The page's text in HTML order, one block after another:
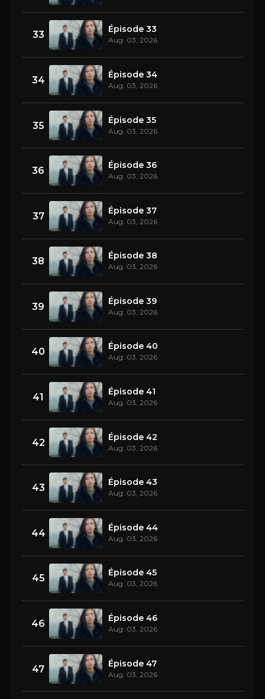
33 Épisode 33
Aug. 03, 2026
34 Épisode 34
Aug. 03, 2026
35 Épisode 35
Aug. 03, 2026
36 Épisode 36
Aug. 03, 2026
37 Épisode 37
Aug. 03, 2026
38 Épisode 38
Aug. 03, 2026
39 Épisode 39
Aug. 03, 2026
40 Épisode 40
Aug. 03, 2026
41 Épisode 41
Aug. 03, 2026
42 Épisode 42
Aug. 03, 2026
43 Épisode 43
Aug. 03, 2026
44 Épisode 44
Aug. 03, 2026
45 Épisode 45
Aug. 03, 2026
46 Épisode 46
Aug. 03, 2026
47 Épisode 47
Aug. 03, 2026